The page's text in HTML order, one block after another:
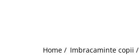
Home / Imbracaminte copii /